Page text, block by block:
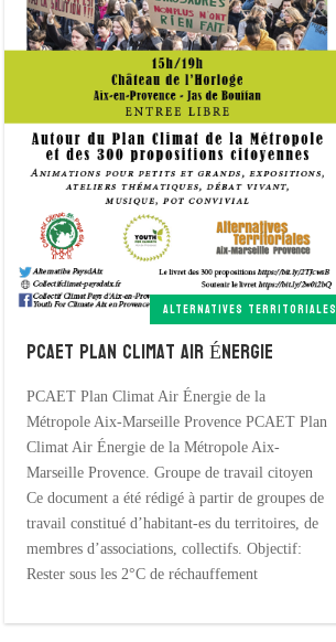
ALTERNATIVES TERRITORIALES
PCAET Plan Climat Air Énergie
PCAET Plan Climat Air Énergie de la
Métropole Aix-Marseille Provence PCAET Plan
Climat Air Énergie de la Métropole Aix-
Marseille Provence. Groupe de travail citoyen
Ce document a été rédigé à partir de groupes de
travail constitué d’habitant-es du territoires, de
membres d’associations, collectifs. Objectif:
Rester sous les 2°C de réchauffement